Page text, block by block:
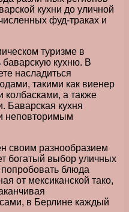
кухни до уличной
фуд-траках и
туризме в
баварскую кухню. В
насладиться
такими как виенер
колбасками, а также
Баварская кухня
неповторимым
своим разнообразием
богатый выбор уличных
блюда
от мексиканской тако,
в Берлине каждый